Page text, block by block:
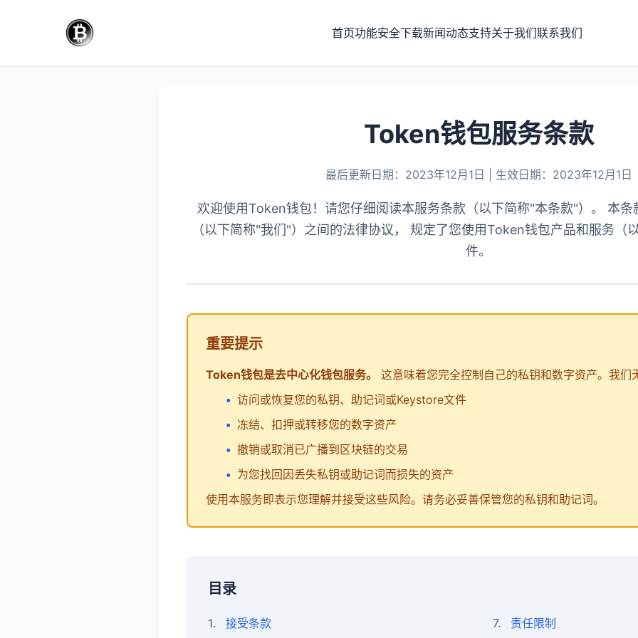
首页功能安全下载新闻动态支持关于我们联系我们
Token钱包服务条款
最后更新日期：2023年12月1日 | 生效日期：2023年12月1日
欢迎使用Token钱包！请您仔细阅读本服务条款（以下简称"本条款"）。 本
（以下简称"我们"）之间的法律协议， 规定了您使用Token钱包产品和服务（
件。
重要提示
Token钱包是去中心化钱包服务。
这意味着您完全控制自己的私钥和数字资产。我们
访问或恢复您的私钥、助记词或Keystore文件
冻结、扣押或转移您的数字资产
撤销或取消已广播到区块链的交易
为您找回因丢失私钥或助记词而损失的资产
使用本服务即表示您理解并接受这些风险。请务必妥善保管您的私钥和助记词。
目录
1. 接受条款 7. 责任限制